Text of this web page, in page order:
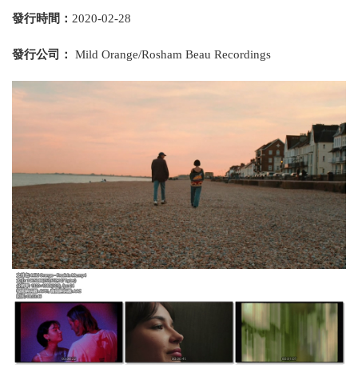
發行時間： 2020-02-28
發行公司： Mild Orange/Rosham Beau Recordings